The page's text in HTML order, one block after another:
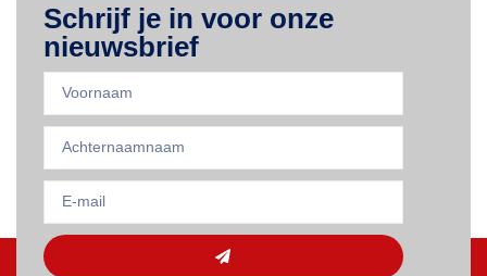
Schrijf je in voor onze
nieuwsbrief